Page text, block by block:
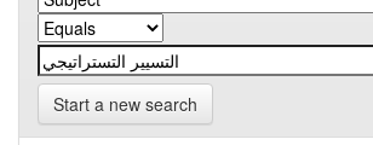
Start a new search